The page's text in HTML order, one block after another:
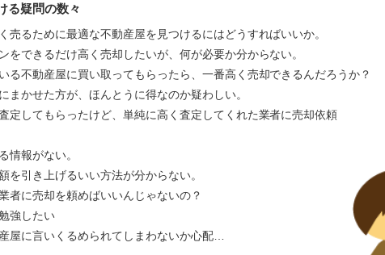
る疑問の数々
るために最適な不動産屋を見つけるにはどうすればいいか。
できるだけ高く売却したいが、何が必要か分からない。
不動産屋に買い取ってもらったら、一番高く売却できるんだろうか？
まかせた方が、ほんとうに得なのか疑わしい。
定してもらったけど、単純に高く査定してくれた業者に売却依頼
情報がない。
引き上げるいい方法が分からない。
者に売却を頼めばいいんじゃないの？
強したい
屋に言いくるめられてしまわないか心配…